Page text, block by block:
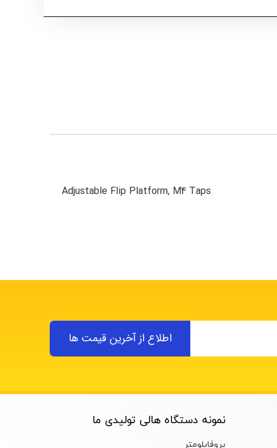
Adjustable Flip Platform, M4 Taps
اطلاع از آخرین قیمت ها
نمونه دستگاه هالی تولیدی ما
پروفایلومتر